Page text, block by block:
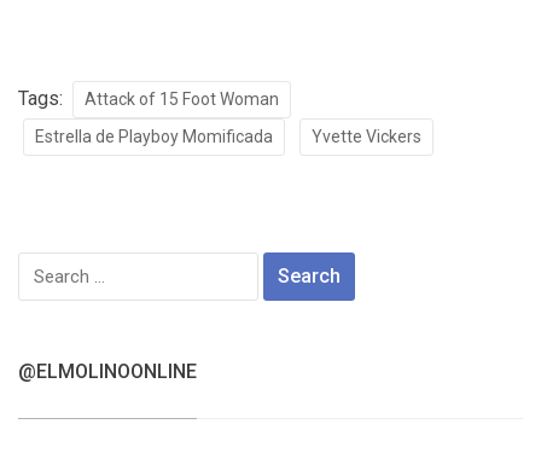
Tags:
Attack of 15 Foot Woman
Estrella de Playboy Momificada
Yvette Vickers
Search
for:
@ELMOLINOONLINE